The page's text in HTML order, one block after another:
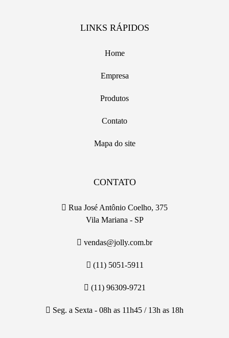
LINKS RÁPIDOS
Home
Empresa
Produtos
Contato
Mapa do site
CONTATO
Rua José Antônio Coelho, 375
Vila Mariana - SP
vendas@jolly.com.br
(11) 5051-5911
(11) 96309-9721
Seg. a Sexta - 08h as 11h45 / 13h as 18h